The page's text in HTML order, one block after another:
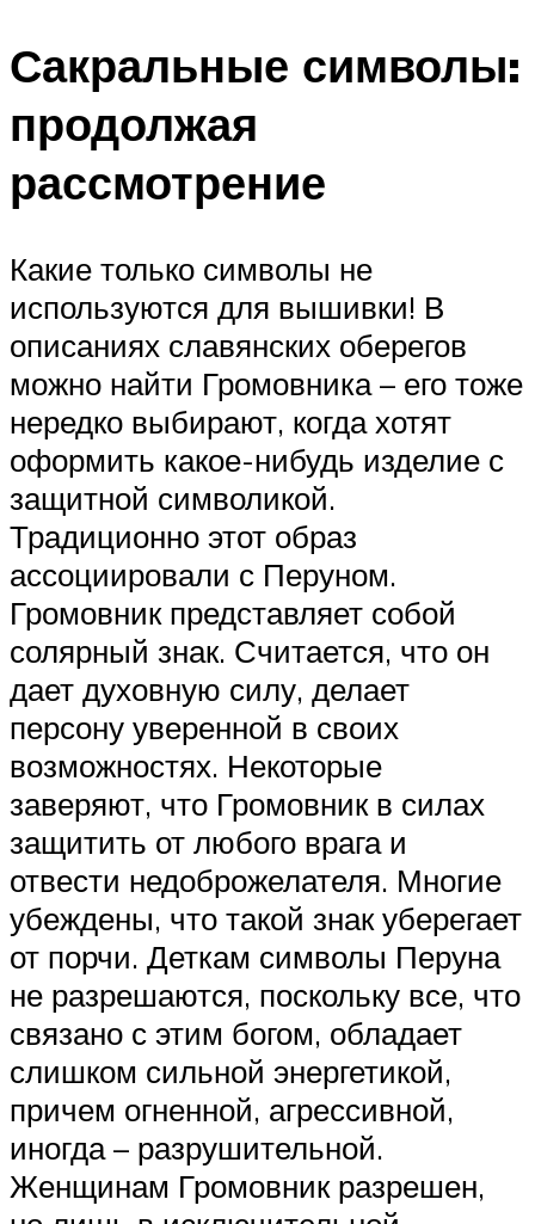
Сакральные символы:
продолжая
рассмотрение
Какие только символы не
используются для вышивки! В
описаниях славянских оберегов
можно найти Громовника – его тоже
нередко выбирают, когда хотят
оформить какое-нибудь изделие с
защитной символикой.
Традиционно этот образ
ассоциировали с Перуном.
Громовник представляет собой
солярный знак. Считается, что он
дает духовную силу, делает
персону уверенной в своих
возможностях. Некоторые
заверяют, что Громовник в силах
защитить от любого врага и
отвести недоброжелателя. Многие
убеждены, что такой знак уберегает
от порчи. Деткам символы Перуна
не разрешаются, поскольку все, что
связано с этим богом, обладает
слишком сильной энергетикой,
причем огненной, агрессивной,
иногда – разрушительной.
Женщинам Громовник разрешен,